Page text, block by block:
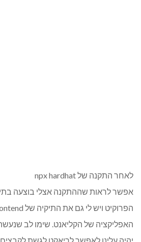
לאחר התקנה של npx hardhat
אפשר לראות שההתקנה אצלי בוצעה
האפליקציה של הקליאנט. שימו לב